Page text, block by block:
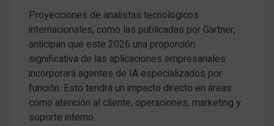
Proyecciones de analistas tecnológicos
internacionales, como las publicadas por Gartner,
anticipan que este 2026 una proporción
significativa de las aplicaciones empresariales
incorporará agentes de IA especializados por
función. Esto tendrá un impacto directo en áreas
como atención al cliente, operaciones, marketing y
soporte interno.